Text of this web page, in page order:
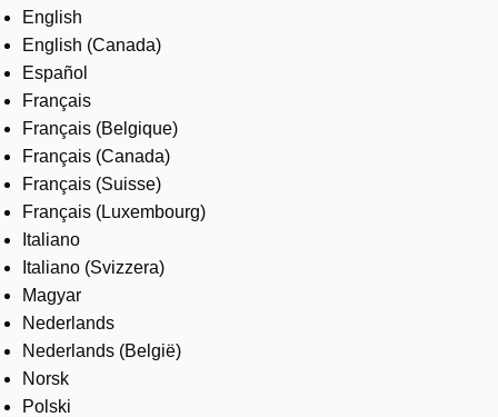
Careers
English
English (Canada)
Español
Français
Français (Belgique)
Français (Canada)
Français (Suisse)
Français (Luxembourg)
Italiano
Italiano (Svizzera)
Magyar
Nederlands
Nederlands (België)
Norsk
Polski